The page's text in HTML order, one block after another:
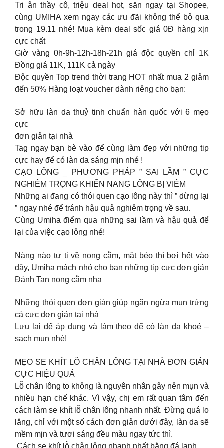
Tri ân thầy cô, triệu deal hot, săn ngay tại Shopee,
cùng UMIHA xem ngay các ưu đãi không thể bỏ qua
trong 19.11 nhé! Mua kèm deal sốc giá 0Đ hàng xịn
cực chất
Giờ vàng 0h-9h-12h-18h-21h giá độc quyền chỉ 1K
Đồng giá 11K, 111K cả ngày
Độc quyền Top trend thời trang HOT nhất mua 2 giảm
đến 50% Hàng loạt voucher dành riêng cho bạn:
Sở hữu làn da thuỷ tinh chuẩn hàn quốc với 6 mẹo
cực
đơn giản tại nhà
Tag ngay bạn bè vào để cùng làm đẹp với những tip
cực hay để có làn da sáng mịn nhé !
CẠO LÔNG _ PHƯƠNG PHÁP ” SAI LẦM ” CỰC
NGHIÊM TRỌNG KHIẾN NANG LÔNG BỊ VIÊM
Những ai đang có thói quen cạo lông này thì ” dừng lại
” ngay nhé để tránh hậu quả nghiêm trọng về sau.
Cùng Umiha điểm qua những sai lầm và hậu quả để
lại của việc cạo lông nhé!
Nàng nào tự ti về nọng cằm, mặt béo thì bơi hết vào
đây, Umiha mách nhỏ cho bạn những tip cực đơn giản
Đánh Tan nọng cằm nha
Những thói quen đơn giản giúp ngăn ngừa mụn trứng
cá cực đơn giản tại nhà
Lưu lại để áp dụng và làm theo để có làn da khoẻ –
sạch mụn nhé!
MẸO SE KHÍT LỖ CHÂN LÔNG TẠI NHÀ ĐƠN GIẢN
CỰC HIỆU QUẢ
Lỗ chân lông to không là nguyên nhân gây nên mụn và
nhiều hạn chế khác. Vì vậy, chị em rất quan tâm đến
cách làm se khít lỗ chân lông nhanh nhất. Đừng quá lo
lắng, chỉ với một số cách đơn giản dưới đây, làn da sẽ
mềm mịn và tươi sáng đều màu ngay tức thì.
︎ Cách se khít lỗ chân lông nhanh nhất bằng đá lạnh.